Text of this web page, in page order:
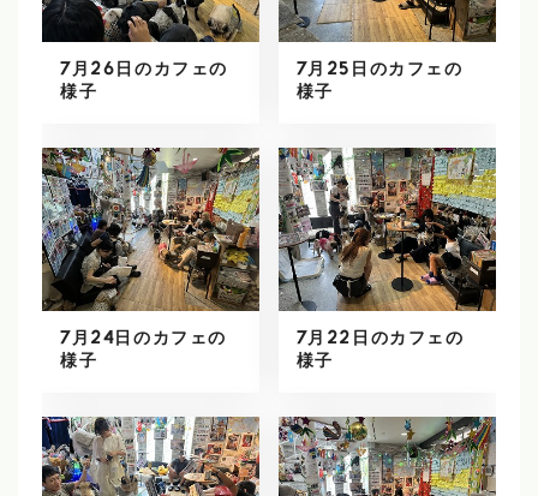
7月26日のカフェの
様子
7月25日のカフェの
様子
7月24日のカフェの
様子
7月22日のカフェの
様子